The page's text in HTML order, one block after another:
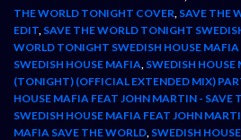
THE WORLD TONIGHT COVER SAVE THE
EDIT SAVE THE WORLD TONIGHT
WORLD TONIGHT SWEDISH HOUSE
SWEDISH HOUSE MAFIA SWEDISH HOUSE
(TONIGHT) (OFFICIAL EXTENDED MIX)
HOUSE MAFIA FEAT JOHN MARTIN - SAVE
SWEDISH HOUSE MAFIA FEAT JOHN
MAFIA SAVE THE WORLD SWEDISH